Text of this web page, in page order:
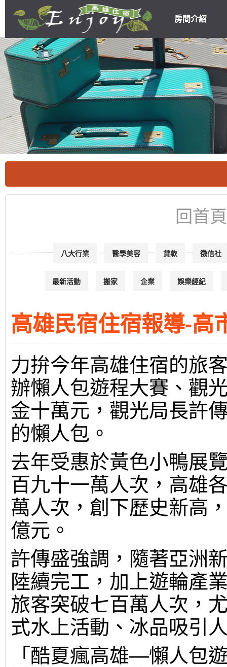
房間介紹
高雄民宿住宿
優惠
回首頁
徵信社
貸款
醫學美容
八大行業
娛樂經紀
企業
搬家
最新活動
高雄民宿住宿報導-高
力拚今年高雄住宿的旅
辦懶人包遊程大賽、觀
金十萬元，觀光局長許
的懶人包。
去年受惠於黃色小鴨展
百九十一萬人次，高雄
萬人次，創下歷史新高
億元。
許傳盛強調，隨著亞洲
陸續完工，加上遊輪產
旅客突破七百萬人次，
式水上活動、冰品吸引
「酷夏瘋高雄—懶人包